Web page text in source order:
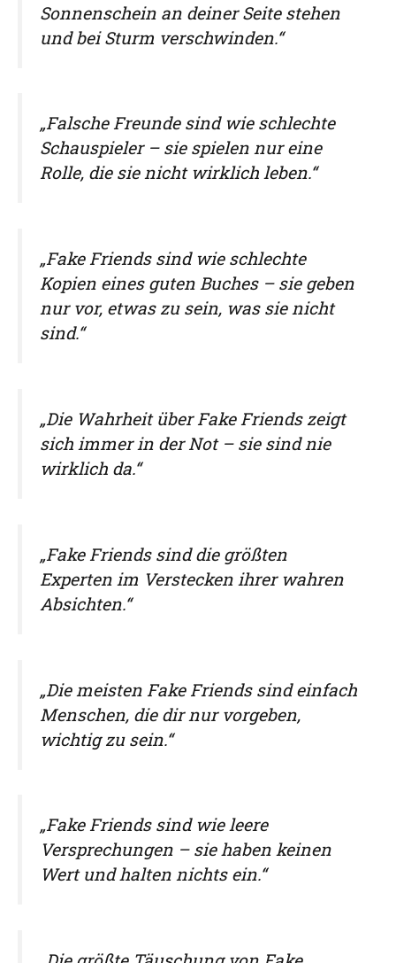
Sonnenschein an deiner Seite stehen
und bei Sturm verschwinden.“
„Falsche Freunde sind wie schlechte
Schauspieler – sie spielen nur eine
Rolle, die sie nicht wirklich leben.“
„Fake Friends sind wie schlechte
Kopien eines guten Buches – sie geben
nur vor, etwas zu sein, was sie nicht
sind.“
„Die Wahrheit über Fake Friends zeigt
sich immer in der Not – sie sind nie
wirklich da.“
„Fake Friends sind die größten
Experten im Verstecken ihrer wahren
Absichten.“
„Die meisten Fake Friends sind einfach
Menschen, die dir nur vorgeben,
wichtig zu sein.“
„Fake Friends sind wie leere
Versprechungen – sie haben keinen
Wert und halten nichts ein.“